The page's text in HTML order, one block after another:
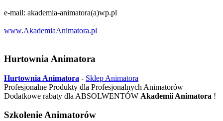
e-mail: akademia-animatora(a)wp.pl
www.AkademiaAnimatora.pl
Hurtownia Animatora
Hurtownia Animatora - Sklep Animatora
Profesjonalne Produkty dla Profesjonalnych Animatorów
Dodatkowe rabaty dla ABSOLWENTÓW Akademii Animatora !
Szkolenie Animatorów